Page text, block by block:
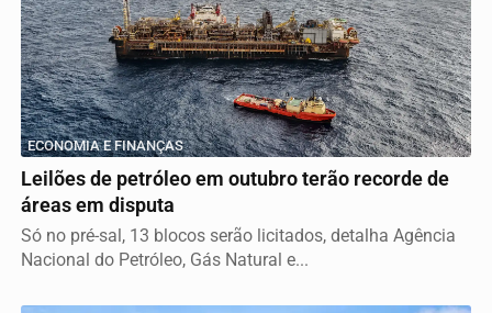
ECONOMIA E FINANÇAS
Leilões de petróleo em outubro terão recorde de
áreas em disputa
Só no pré-sal, 13 blocos serão licitados, detalha Agência
Nacional do Petróleo, Gás Natural e...